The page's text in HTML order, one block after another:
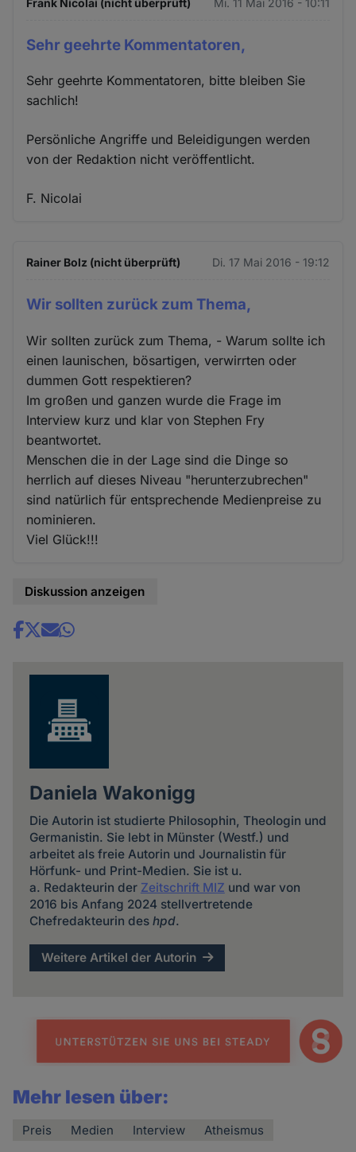
Sehr geehrte Kommentatoren,
Sehr geehrte Kommentatoren, bitte bleiben Sie
sachlich!
Persönliche Angriffe und Beleidigungen werden
von der Redaktion nicht veröffentlicht.
F. Nicolai
Rainer Bolz (nicht überprüft) Di. 17 Mai 2016 - 19:12
Wir sollten zurück zum Thema,
Wir sollten zurück zum Thema, - Warum sollte ich
einen launischen, bösartigen, verwirrten oder
dummen Gott respektieren?
Im großen und ganzen wurde die Frage im
Interview kurz und klar von Stephen Fry
beantwortet.
Menschen die in der Lage sind die Dinge so
herrlich auf dieses Niveau "herunterzubrechen"
sind natürlich für entsprechende Medienpreise zu
nominieren.
Viel Glück!!!
Diskussion anzeigen
Share
Daniela Wakonigg
Die Autorin ist studierte Philosophin, Theologin und
Germanistin. Sie lebt in Münster (Westf.) und
arbeitet als freie Autorin und Journalistin für
Hörfunk- und Print-Medien. Sie ist u.
a. Redakteurin der Zeitschrift MIZ und war von
2016 bis Anfang 2024 stellvertretende
Chefredakteurin des hpd.
Weitere Artikel der Autorin
Mehr lesen über:
Preis Medien Interview Atheismus